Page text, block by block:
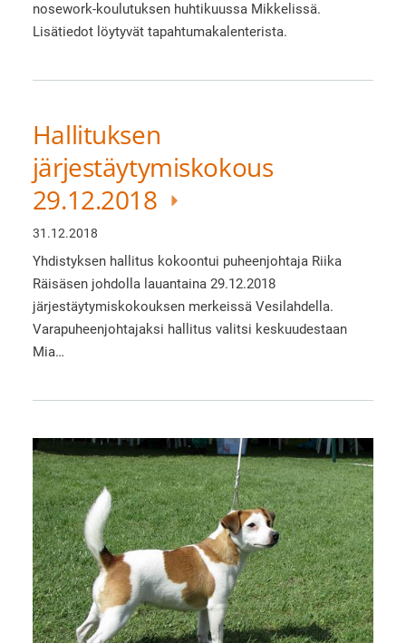
nosework-koulutuksen huhtikuussa Mikkelissä.
Lisätiedot löytyvät tapahtumakalenterista.
Hallituksen
järjestäytymiskokous
29.12.2018
31.12.2018
Yhdistyksen hallitus kokoontui puheenjohtaja Riika
Räisäsen johdolla lauantaina 29.12.2018
järjestäytymiskokouksen merkeissä Vesilahdella.
Varapuheenjohtajaksi hallitus valitsi keskuudestaan
Mia…